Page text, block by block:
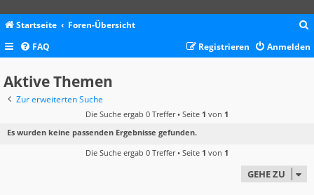
Startseite Foren-Übersicht
c
FAQ Anmelden
Registrieren
Aktive Themen
Zur erweiterten Suche
Die Suche ergab 0 Treffer • Seite 1 von 1
Es wurden keine passenden Ergebnisse gefunden.
Die Suche ergab 0 Treffer • Seite 1 von 1
GEHE ZU